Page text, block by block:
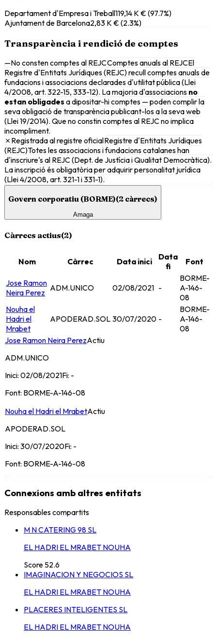
Departament d'Empresa i Treball119,14 K € (97.7%)
Ajuntament de Barcelona2,83 K € (2.3%)
Transparència i rendició de comptes
—No consten comptes al REJCComptes anuals al REJCEl
Registre d'Entitats Jurídiques (REJC) recull comptes anuals de
fundacions i associacions declarades d'utilitat pública (Llei
4/2008, art. 322-15, 333-12). La majoria d'associacions no
estan obligades a dipositar-hi comptes — poden complir la
seva obligació de transparència publicant-los a la seva web
(Llei 19/2014). Que no constin comptes al REJC no implica
incompliment.
✗ Registrada al registre oficialRegistre d'Entitats Jurídiques
(REJC)Totes les associacions i fundacions catalanes han
d'inscriure's al REJC (Dept. de Justícia i Qualitat Democràtica).
La inscripció és obligatòria per adquirir personalitat jurídica
(Llei 4/2008, art. 321-1 i 331-1).
Govern corporatiu (BORME)(2 càrrecs)
Amaga
Càrrecs actius(2)
Nom Càrrec Data inici
Data
fi
Font
Jose Ramon
Neira Perez ADM.UNICO 02/08/2021 -
BORME-
A-146-
08
Nouha el
Hadri el
Mrabet
APODERAD.SOL 30/07/2020 -
BORME-
A-146-
08
Jose Ramon Neira PerezActiu
ADM.UNICO
Inici: 02/08/2021Fi: -
Font: BORME-A-146-08
Nouha el Hadri el MrabetActiu
APODERAD.SOL
Inici: 30/07/2020Fi: -
Font: BORME-A-146-08
Connexions amb altres entitats
Responsables compartits
M N CATERING 98 SL
EL HADRI EL MRABET NOUHA
Score 52.6
IMAGINACION Y NEGOCIOS SL
EL HADRI EL MRABET NOUHA
PLACERES INTELIGENTES SL
EL HADRI EL MRABET NOUHA